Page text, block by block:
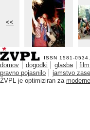
<<
ISSN 1581-
domov dogodki glasba film
pravno pojasnilo
jamstvo
ŽVPL je optimiziran za